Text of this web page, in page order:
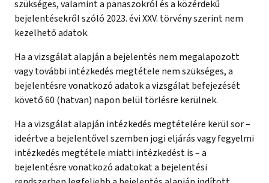
szükséges, valamint a panaszokról és a közérdekű
bejelentésekről szóló 2023. évi XXV. törvény szerint nem
kezelhető adatok.
Ha a vizsgálat alapján a bejelentés nem megalapozott
vagy további intézkedés megtétele nem szükséges, a
bejelentésre vonatkozó adatok a vizsgálat befejezését
követő 60 (hatvan) napon belül törlésre kerülnek.
Ha a vizsgálat alapján intézkedés megtételére kerül sor –
ideértve a bejelentővel szemben jogi eljárás vagy fegyelmi
intézkedés megtétele miatti intézkedést is – a
bejelentésre vonatkozó adatokat a bejelentési